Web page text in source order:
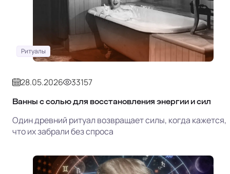
Ритуалы
28.05.2026 33157
Ванны с солью для восстановления энергии и сил
Один древний ритуал возвращает силы, когда кажется,
что их забрали без спроса